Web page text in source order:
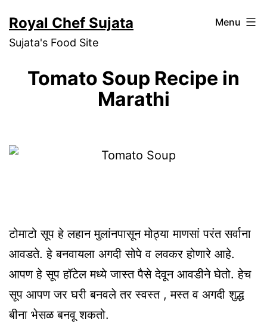
to
content
Royal Chef Sujata
Sujata's Food Site
Menu
Tomato Soup Recipe in
Marathi
टोमाटो सूप हे लहान मुलांनपासून मोठ्या माणसां परंत सर्वाना
आवडते. हे बनवायला अगदी सोपे व लवकर होणारे आहे.
आपण हे सूप हॉटेल मध्ये जास्त पैसे देवून आवडीने घेतो. हेच
सूप आपण जर घरी बनवले तर स्वस्त , मस्त व अगदी शुद्ध
बीना भेसळ बनवू शकतो.